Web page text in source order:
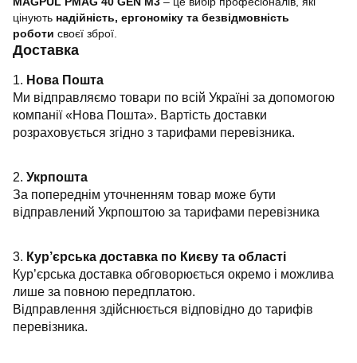
цінують надійність, ергономіку та безвідмовність
роботи своєї зброї.
Доставка
1. Нова Пошта
Ми відправляємо товари по всій Україні за допомогою
компанії «Нова Пошта». Вартість доставки
розраховується згідно з тарифами перевізника.
2. Укрпошта
За попереднім уточненням товар може бути
відправлений Укрпоштою за тарифами перевізника
3. Кур’єрська доставка по Києву та області
Кур’єрська доставка обговорюється окремо і можлива
лише за повною передплатою.
Відправлення здійснюється відповідно до тарифів
перевізника.